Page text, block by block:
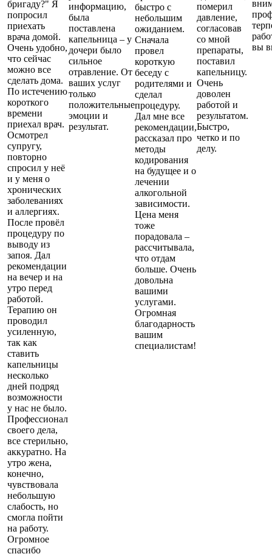
бригаду?" Я
попросил
приехать
врача домой.
Очень удобно,
что сейчас
можно все
сделать дома.
По истечению
короткого
времени
приехал врач.
Осмотрел
супругу,
повторно
спросил у неё
и у меня о
хронических
заболеваниях
и аллергиях.
После провёл
процедуру по
выводу из
запоя. Дал
рекомендации
на вечер и на
утро перед
работой.
Терапию он
проводил
усиленную,
так как
ставить
капельницы
несколько
дней подряд
возможности
у нас не было.
Профессионал
своего дела,
все стерильно,
аккуратно. На
утро жена,
конечно,
чувствовала
небольшую
слабость, но
смогла пойти
на работу.
Огромное
спасибо
информацию,
была
поставлена
капельница – у
дочери было
сильное
отравление. От
ваших услуг
только
положительные
эмоции и
результат.
быстро с
небольшим
ожиданием.
Сначала
провел
короткую
беседу с
родителями и
сделал
процедуру.
Дал мне все
рекомендации,
рассказал про
методы
кодирования
на будущее и о
лечении
алкогольной
зависимости.
Цена меня
тоже
порадовала –
рассчитывала,
что отдам
больше. Очень
довольна
вашими
услугами.
Огромная
благодарность
вашим
специалистам!
померил
давление,
согласовав
со мной
препараты,
поставил
капельницу.
Очень
доволен
работой и
результатом.
Быстро,
четко и по
делу.
вы